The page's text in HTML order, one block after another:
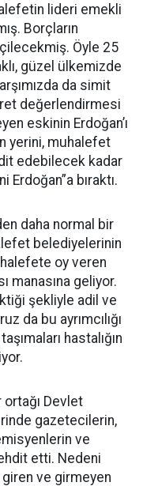
lideri emekli
Borçların
Öyle 25
güzel ülkemizde
da simit
değerlendirmesi
eskinin Erdoğan’ı
yerini, muhalefet
edebilecek kadar
Erdoğan”a bıraktı.
daha normal bir
belediyelerinin
oy veren
manasına geliyor.
şekliyle adil ve
da bu ayrımcılığı
hastalığın
Devlet
gazetecilerin,
ve
etti. Nedeni
ve girmeyen